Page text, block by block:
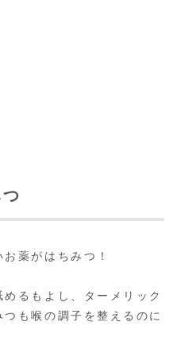
薬がはちみつ！
るもよし、ターメリック
も喉の調子を整えるのに